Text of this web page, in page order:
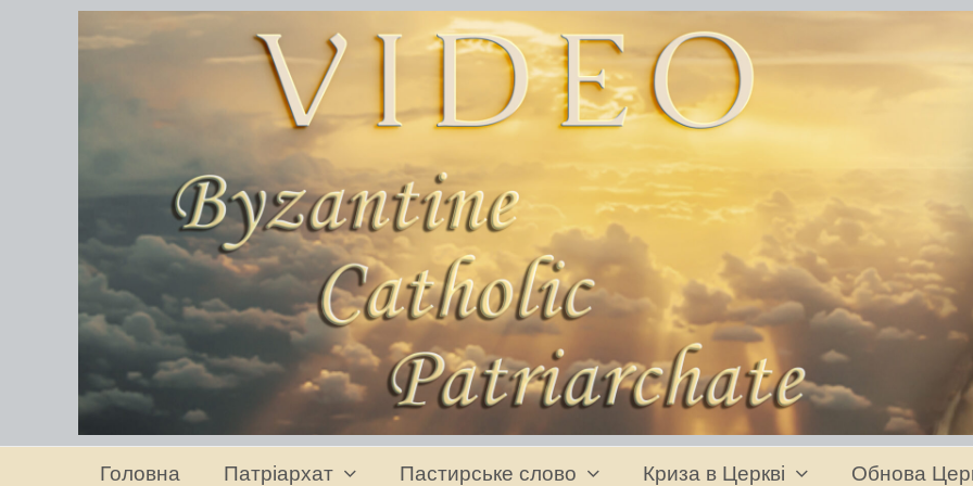
Головна Патріархат Пастирське слово Криза в Церкві Обнова